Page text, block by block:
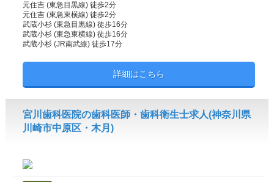
元住吉 (東急目黒線) 徒歩2分
元住吉 (東急東横線) 徒歩2分
武蔵小杉 (東急目黒線) 徒歩16分
武蔵小杉 (東急東横線) 徒歩16分
武蔵小杉 (JR南武線) 徒歩17分
詳細はこちら
宮川歯科医院の歯科医師・歯科衛生士求人(神奈川県
川崎市中原区・木月)